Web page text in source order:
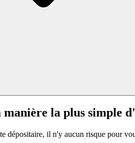
la plus simple
dépositaire, il n'y aucun risque pour